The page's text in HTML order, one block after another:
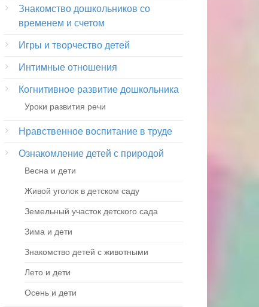
Знакомство дошкольников со
временем и счетом
Игры и творчество детей
Интимные отношения
Когнитивное развитие дошкольника
Уроки развития речи
Нравственное воспитание в труде
Ознакомление детей с природой
Весна и дети
Живой уголок в детском саду
Земельный участок детского сада
Зима и дети
Знакомство детей с животными
Лето и дети
Осень и дети